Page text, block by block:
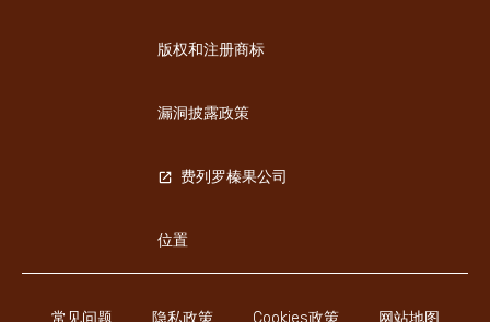
版权和注册商标
漏洞披露政策
费列罗榛果公司
位置